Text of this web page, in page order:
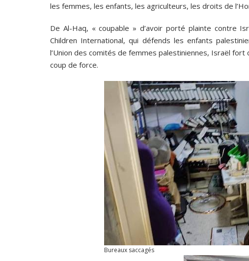
les femmes, les enfants, les agriculteurs, les droits de
De Al-Haq, « coupable » d’avoir porté plainte contre
Children International, qui défends les enfants
l’Union des comités de femmes palestiniennes, Israël fort
coup de force.
Bureaux saccagés